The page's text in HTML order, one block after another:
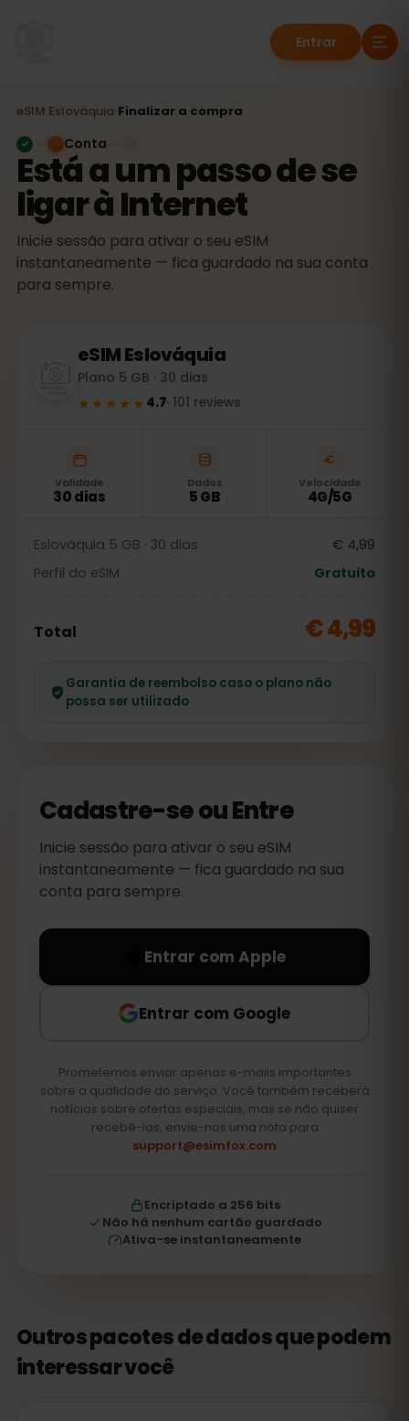
Entrar
eSIM Eslováquia Finalizar a compra
Está a um passo de se
ligar à Internet
Inicie sessão para ativar o seu eSIM
instantaneamente — fica guardado na sua conta
para sempre.
Conta
eSIMEslováquia
Plano 5 GB · 30 dias
★★★★★ 4.7· 101 reviews
Validade
30 dias
Dados
5 GB
Velocidade
4G/5G
Eslováquia 5 GB · 30 dias
€ 4,99
Perfil do eSIM
Gratuito
Total € 4,99
Garantia de reembolso caso o plano não
possa ser utilizado
Cadastre-se ou Entre
Inicie sessão para ativar o seu eSIM
instantaneamente — fica guardado na sua
conta para sempre.
Entrar com Apple
Entrar com Google
Prometemos enviar apenas e-mails importantes
sobre a qualidade do serviço. Você também receberá
notícias sobre ofertas especiais, mas se não quiser
recebê-las, envie-nos uma nota para
support@esimfox.com
Encriptado a 256 bits
Não há nenhum cartão guardado
Ativa-se instantaneamente
Outros pacotes de dados que podem
interessar você